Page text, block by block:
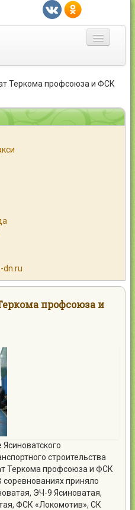
Теркома профсоюза и ФСК
dn.ru
профсоюза и
Ясиноватского
строительства
Теркома профсоюза и ФСК
приняло
ЭЧ-9 Ясиноватая,
ФСК «Локомотив», СК